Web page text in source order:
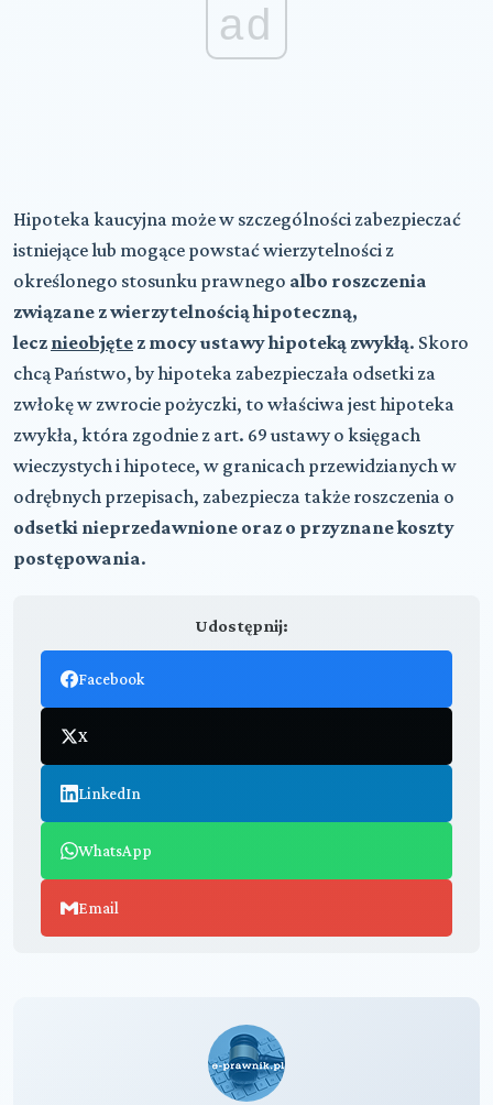
ad
Hipoteka kaucyjna może w szczególności zabezpieczać
istniejące lub mogące powstać wierzytelności z
określonego stosunku prawnego albo roszczenia
związane z wierzytelnością hipoteczną,
lecz nieobjęte z mocy ustawy hipoteką zwykłą. Skoro
chcą Państwo, by hipoteka zabezpieczała odsetki za
zwłokę w zwrocie pożyczki, to właściwa jest hipoteka
zwykła, która zgodnie z art. 69 ustawy o księgach
wieczystych i hipotece, w granicach przewidzianych w
odrębnych przepisach, zabezpiecza także roszczenia o
odsetki nieprzedawnione oraz o przyznane koszty
postępowania.
Udostępnij:
Facebook
X
LinkedIn
WhatsApp
Email